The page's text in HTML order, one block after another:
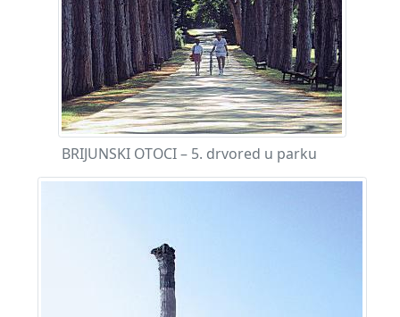
BRIJUNSKI OTOCI – 5. drvored u parku